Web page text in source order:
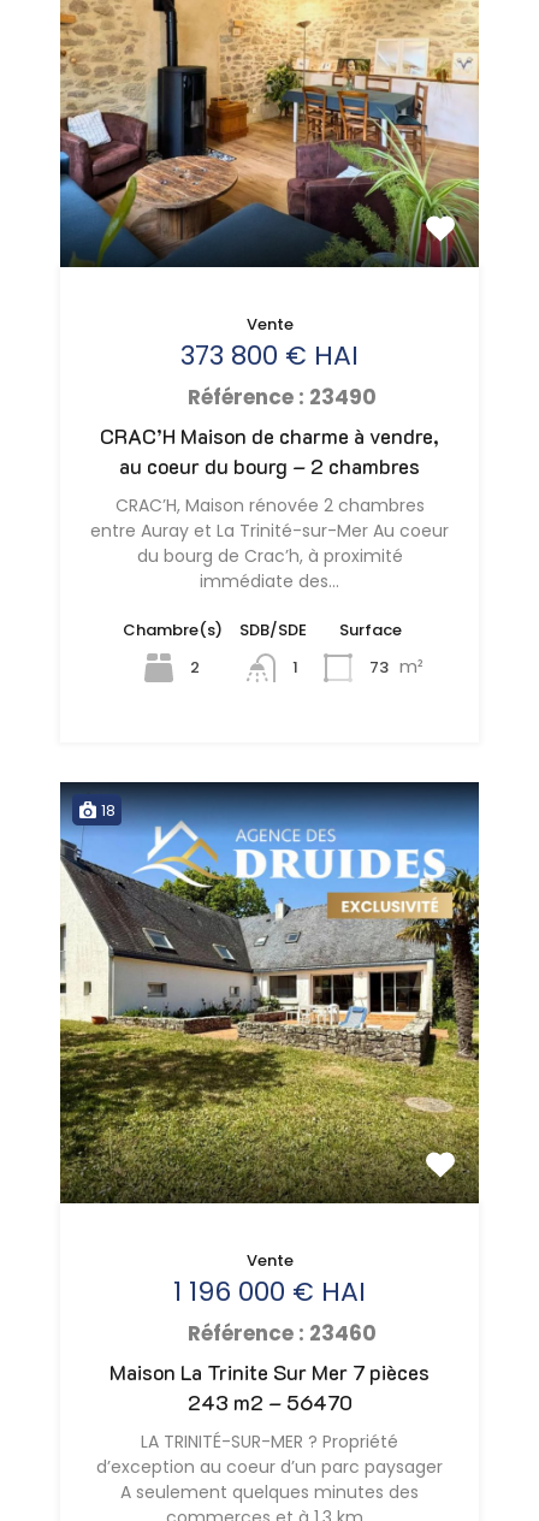
CRAC’H Maison de charme à vendre,
au coeur du bourg – 2 chambres
CRAC’H, Maison rénovée 2 chambres
entre Auray et La Trinité-sur-Mer Au coeur
du bourg de Crac’h, à proximité
immédiate des…
Chambre(s)
2
SDB/SDE
1
Surface
73 m²
Vente
373 800 € HAI
Référence : 23490
18
Maison La Trinite Sur Mer 7 pièces
243 m2 – 56470
LA TRINITÉ-SUR-MER ? Propriété
d’exception au coeur d’un parc paysager
A seulement quelques minutes des
Vente
1 196 000 € HAI
Référence : 23460